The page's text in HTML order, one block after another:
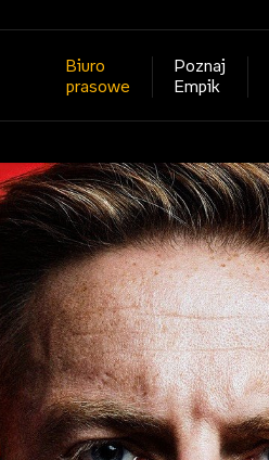
Biuro
prasowe
Poznaj
Empik